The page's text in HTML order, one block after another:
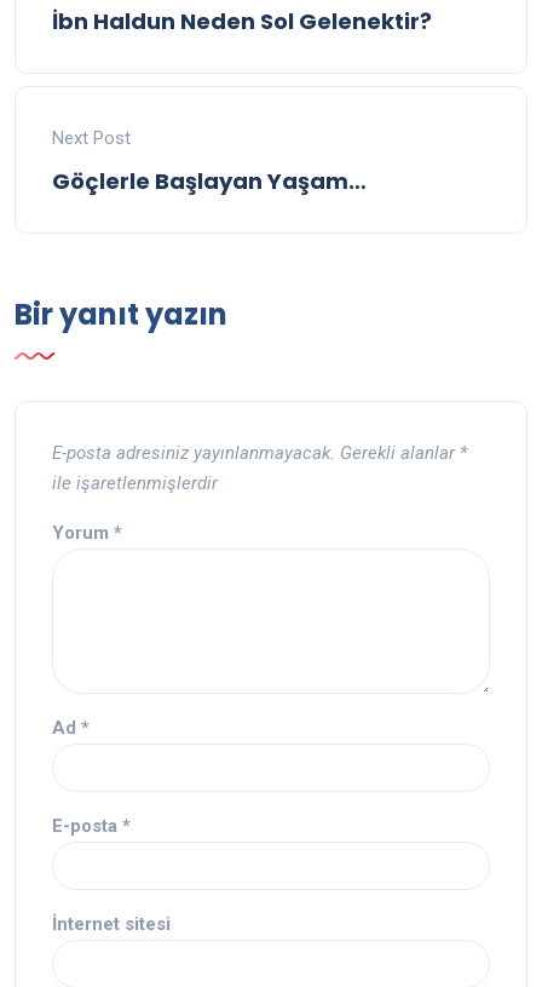
İbn Haldun Neden Sol Gelenektir?
Next Post
Göçlerle Başlayan Yaşam…
Bir yanıt yazın
E-posta adresiniz yayınlanmayacak. Gerekli alanlar *
ile işaretlenmişlerdir
Yorum *
Ad *
E-posta *
İnternet sitesi